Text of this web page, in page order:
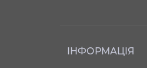
ІНФОРМАЦІЯ